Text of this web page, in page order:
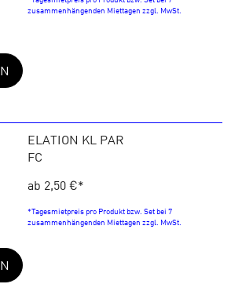
zusammenhängenden Miettagen zzgl. MwSt.
ELATION KL PAR
FC
ab 2,50 €*
*Tagesmietpreis pro Produkt bzw. Set bei 7
zusammenhängenden Miettagen zzgl. MwSt.